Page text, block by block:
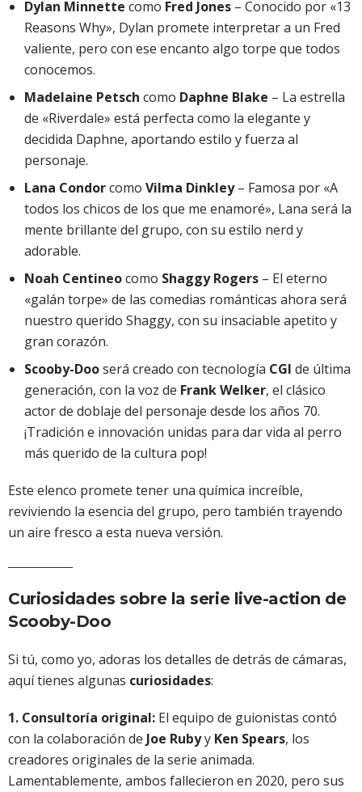
Dylan Minnette como Fred Jones – Conocido por «13
Reasons Why», Dylan promete interpretar a un Fred
valiente, pero con ese encanto algo torpe que todos
conocemos.
Madelaine Petsch como Daphne Blake – La estrella
de «Riverdale» está perfecta como la elegante y
decidida Daphne, aportando estilo y fuerza al
personaje.
Lana Condorcomo Vilma Dinkley– Famosa por «A
todos los chicos de los que me enamoré», Lana será la
mente brillante del grupo, con su estilo nerd y
adorable.
Noah Centineocomo Shaggy Rogers – El eterno
«galán torpe» de las comedias románticas ahora será
nuestro querido Shaggy, con su insaciable apetito y
gran corazón.
Scooby-Dooserá creado con tecnología CGI de última
generación, con la voz de Frank Welker, el clásico
actor de doblaje del personaje desde los años 70.
¡Tradición e innovación unidas para dar vida al perro
más querido de la cultura pop!
Este elenco promete tener una química increíble,
reviviendo la esencia del grupo, pero también trayendo
un aire fresco a esta nueva versión.
Curiosidades sobre la serie live-action de
Scooby-Doo
Si tú, como yo, adoras los detalles de detrás de cámaras,
aquí tienes algunas curiosidades:
1. Consultoría original: El equipo de guionistas contó
con la colaboración de Joe Rubyy Ken Spears, los
creadores originales de la serie animada.
Lamentablemente, ambos fallecieron en 2020, pero sus